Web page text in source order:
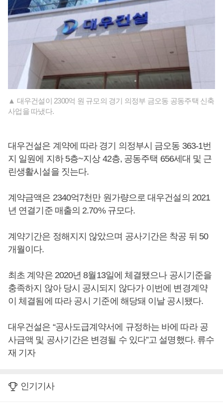
▲ 대우건설이 2300억 원 규모의 경기 의정부 금오동 공동주택 신축
사업을 따냈다.
대우건설은 계약에 따라 경기 의정부시 금오동 363-1번
지 일원에 지하 5층~지상 42층, 공동주택 656세대 및 근
린생활시설을 짓는다.
계약금액은 2340억7천만 원가량으로 대우건설의 2021
년 연결기준 매출의 2.70% 규모다.
계약기간은 정해지지 않았으며 공사기간은 착공 뒤 50
개월이다.
최초 계약은 2020년 8월13일에 체결됐으나 공시기준을
충족하지 않아 당시 공시되지 않다가 이번에 변경계약
이 체결됨에 따라 공시 기준에 해당돼 이날 공시됐다.
대우건설은 “공사도급계약서에 규정하는 바에 따라 공
사금액 및 공사기간은 변경될 수 있다”고 설명했다. 류수
재 기자
인기기사